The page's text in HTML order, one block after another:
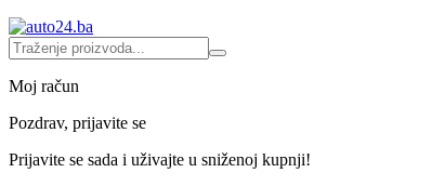
Moj račun
Pozdrav, prijavite se
Prijavite se sada i uživajte u sniženoj kupnji!